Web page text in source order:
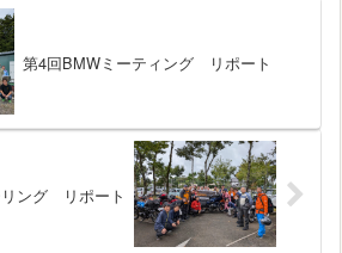
第4回BMWミーティング リポート
ング リポート